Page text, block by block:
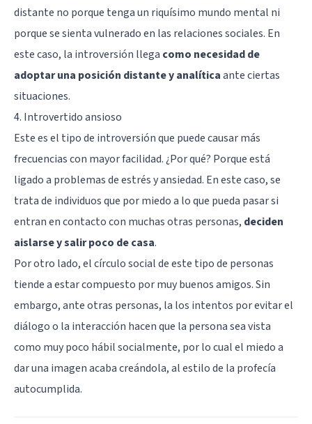
distante no porque tenga un riquísimo mundo mental ni
porque se sienta vulnerado en las relaciones sociales. En
este caso, la introversión llega como necesidad de
adoptar una posición distante y analíticaante ciertas
situaciones.
4. Introvertido ansioso
Este es el tipo de introversión que puede causar más
frecuencias con mayor facilidad. ¿Por qué? Porque está
ligado a problemas de estrés y ansiedad. En este caso, se
trata de individuos que por miedo a lo que pueda pasar si
entran en contacto con muchas otras personas, deciden
aislarse y salir poco de casa.
Por otro lado, el círculo social de este tipo de personas
tiende a estar compuesto por muy buenos amigos. Sin
embargo, ante otras personas, la los intentos por evitar el
diálogo o la interacción hacen que la persona sea vista
como muy poco hábil socialmente, por lo cual el miedo a
dar una imagen acaba creándola, al estilo de la profecía
autocumplida.